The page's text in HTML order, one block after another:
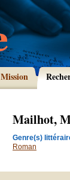
Mission
Mailhot,
Genre(s)
Roman